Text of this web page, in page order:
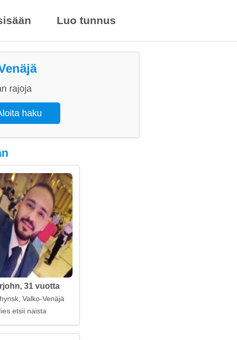
Luo tunnus
rajoja
31 vuotta
Valko-Venäjä
etsii naista